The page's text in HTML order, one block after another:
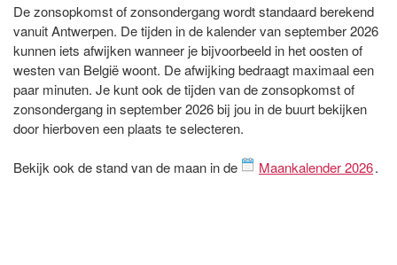
De zonsopkomst of zonsondergang wordt standaard berekend
vanuit Antwerpen. De tijden in de kalender van september 2026
kunnen iets afwijken wanneer je bijvoorbeeld in het oosten of
westen van België woont. De afwijking bedraagt maximaal een
paar minuten. Je kunt ook de tijden van de zonsopkomst of
zonsondergang in september 2026 bij jou in de buurt bekijken
door hierboven een plaats te selecteren.
Bekijk ook de stand van de maan in de Maankalender 2026.